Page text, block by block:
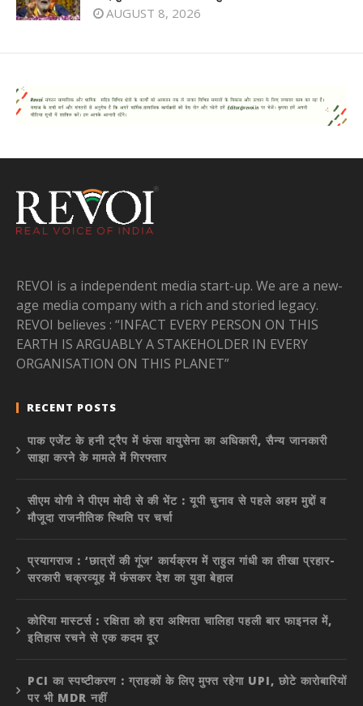
AUGUST 8, 2026
REVOI is a independent media start-up. We are a new-
age media company with a rich and storied legacy.
REVOI believes : “INFACT EVERY PERSON ON THIS
EARTH IS ARGUABLY A STAKEHOLDER IN EVERY
ORGANISATION ON THIS PLANET”
RECENT POSTS
पाक एजेंट के हनी ट्रैप में फंसा वायुसेना का अधिकारी, सैन्य जानकारी
साझा करने के मामले में गिरफ्तार
सीएम योगी ने पीएम मोदी से की भेंट : यूपी चुनाव से पहले अहम मुद्दों व
मौजूदा राजनीतिक स्थिति पर चर्चा
प्रयागराज : ‘छात्रों की गूंज’ कार्यक्रम में राहुल गांधी का तीखा प्रहार-
सरकारी चक्रव्यूह में फंसकर देश का युवा बेहाल
कोरिया मास्टर्स : रक्षिता को हरा अश्मिता चालिहा पहली बार फाइनल में,
इतिहास रचने से एक कदम दूर
PCI का स्पष्टीकरण : ग्राहकों के लिए मुफ्त रहेगा UPI, छोटे कारोबारियों
पर भी MDR नहीं